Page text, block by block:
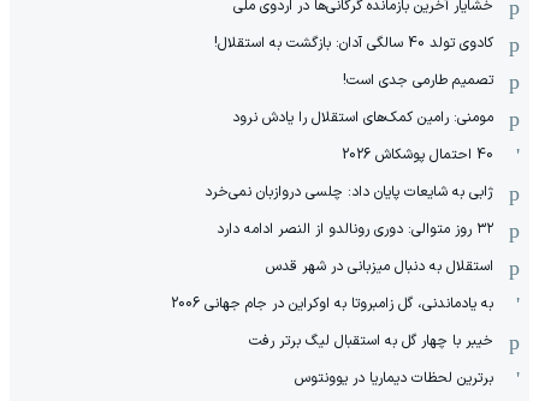
خشایار آخرین بازمانده گرگانی‌ها در اردوی ملی
کادوی تولد 40 سالگی آدان: بازگشت به استقلال!
تصمیم طارمی جدی است!
مومنی: رامین کمک‌های استقلال را یادش نرود
40 احتمال پوشکاش 2026
ژابی به شایعات پایان داد: چلسی دروازبان نمی‌خرد
۳۲ روز متوالی: دوری رونالدو از النصر ادامه دارد
استقلال به دنبال میزبانی در شهر قدس
به یادماندنی، گل زامبروتا به اوکراین در جام جهانی 2006
خیبر با چهار گل به استقبال لیگ برتر رفت
برترین لحظات دیماریا در یوونتوس